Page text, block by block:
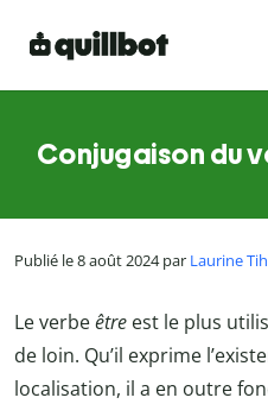
Conjugaison du
Publié le 8 août 2024 par Laurine
Le verbeêtre est le plus
de loin. Qu’il exprime
localisation, il a en outre